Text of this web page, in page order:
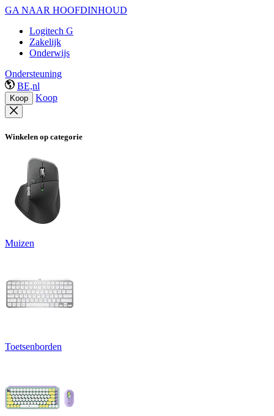
GA NAAR HOOFDINHOUD
Logitech G
Zakelijk
Onderwijs
Ondersteuning
BE,nl
Koop Koop
Winkelen op categorie
Muizen
Toetsenborden